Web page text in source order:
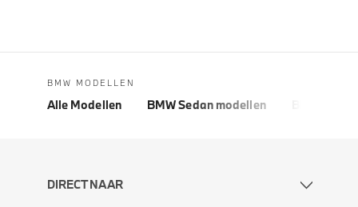
BMW MODELLEN
Alle Modellen BMW Sedan modellen
DIRECT NAAR